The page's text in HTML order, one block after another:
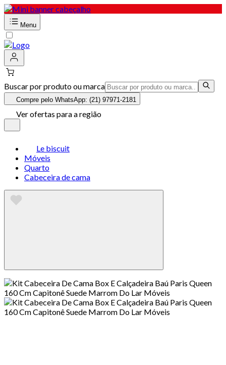
Menu
Buscar por produto ou marca
Compre pelo WhatsApp: (21) 97971-2181
Ver ofertas para a região
Le biscuit
Móveis
Quarto
Cabeceira de cama